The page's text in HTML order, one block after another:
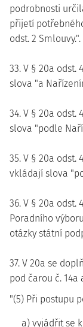
podrobnosti
přijetí
odst. 2 Smlouvy.".
33. V § 20a
slova "a
34. V § 20a
slova "podle
35. V § 20a odst.
vkládají slova
36. V § 20a
Poradního
otázky státní
37. V 20a se
pod čarou č. 14a
"(5) Při postupu
a) vyjádřit se